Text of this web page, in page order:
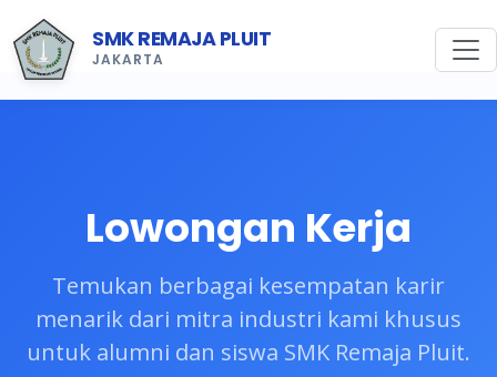
SMK REMAJA PLUIT
JAKARTA
Lowongan Kerja
Temukan berbagai kesempatan karir
menarik dari mitra industri kami khusus
untuk alumni dan siswa SMK Remaja Pluit.